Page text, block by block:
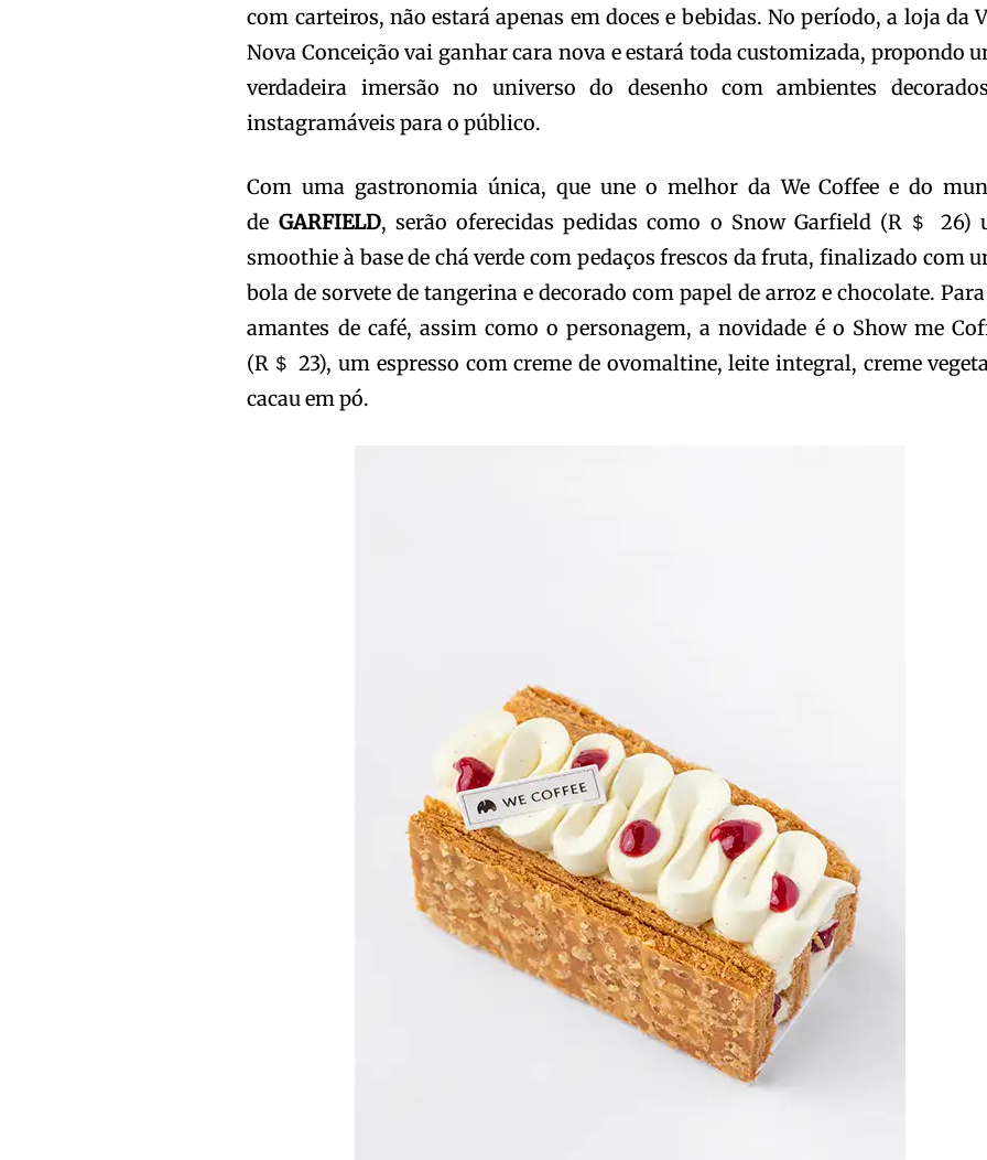
com carteiros, não estará apenas em doces e bebidas. No período, a loja da
Nova Conceição vai ganhar cara nova e estará toda customizada, propondo
verdadeira imersão no universo do desenho com ambientes
instagramáveis para o público.
Com uma gastronomia única, que une o melhor da We Coffee e do
de GARFIELD, serão oferecidas pedidas como o Snow Garfield (R＄ 26)
smoothie à base de chá verde com pedaços frescos da fruta, finalizado com
bola de sorvete de tangerina e decorado com papel de arroz e chocolate.
amantes de café, assim como o personagem, a novidade é o Show me
(R＄ 23), um espresso com creme de ovomaltine, leite integral, creme
cacau em pó.